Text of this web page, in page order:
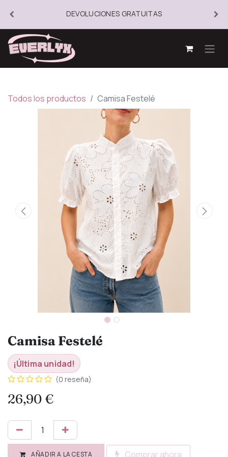
DEVOLUCIONES GRATUITAS
Todos los productos Camisa Festelé
Camisa Festelé
¡Última unidad!
(0 reseña)
26,90€
AÑADIR A LA CESTA Comprar ahora